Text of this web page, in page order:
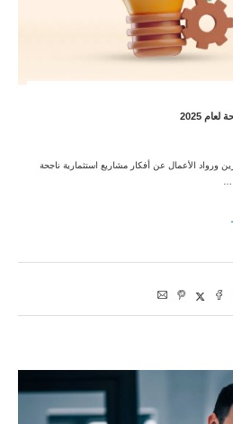
ورواد الأعمال عن أفكار مشاريع استثمارية ناجحة